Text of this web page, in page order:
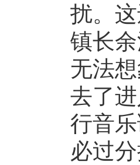
扰。
镇长
无法
去了
行音
必过